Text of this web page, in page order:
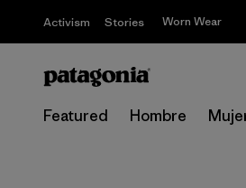
Activism Stories Worn Wear
Featured Hombre